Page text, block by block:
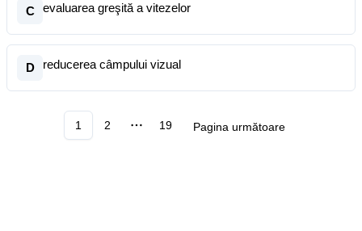
C evaluarea greşită a vitezelor
D reducerea câmpului vizual
1 2
More pages
19 Pagina următoare